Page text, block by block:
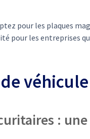
pour les plaques
pour les entreprises
véhicule
: